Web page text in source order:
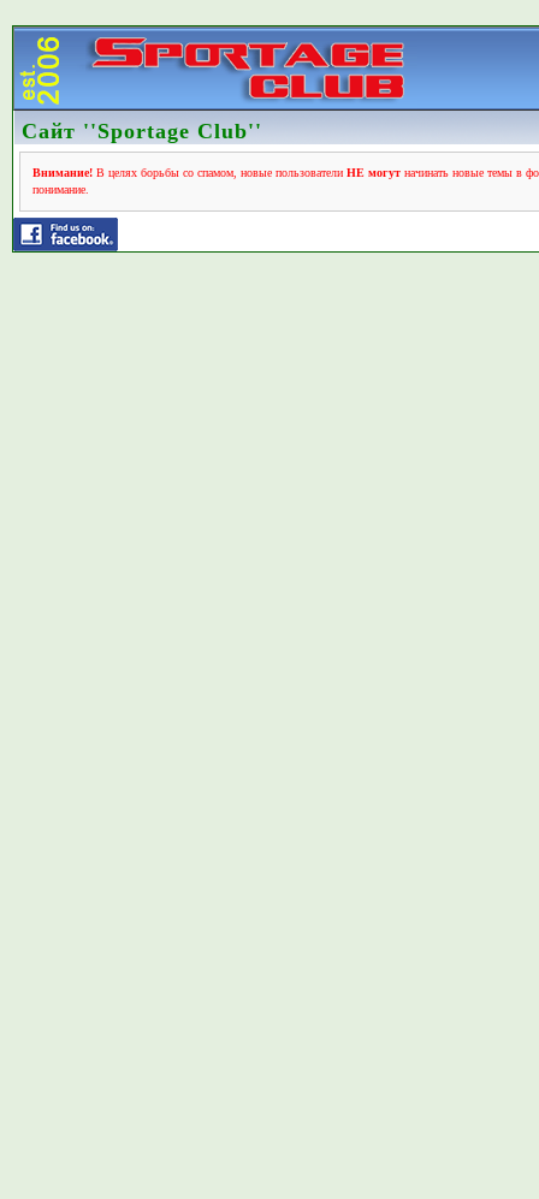
Сайт ''Sportage Club''
Внимание!В целях борьбы со спамом, новые пользователи НЕ могутначинать новые темы в
понимание.